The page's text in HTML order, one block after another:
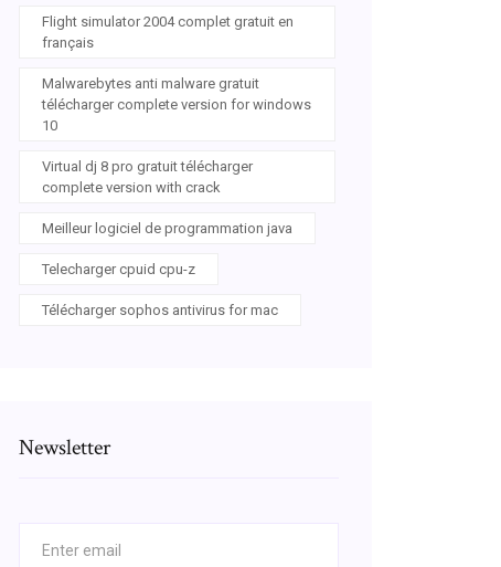
Flight simulator 2004 complet gratuit en
français
Malwarebytes anti malware gratuit
télécharger complete version for windows
10
Virtual dj 8 pro gratuit télécharger
complete version with crack
Meilleur logiciel de programmation java
Telecharger cpuid cpu-z
Télécharger sophos antivirus for mac
Newsletter